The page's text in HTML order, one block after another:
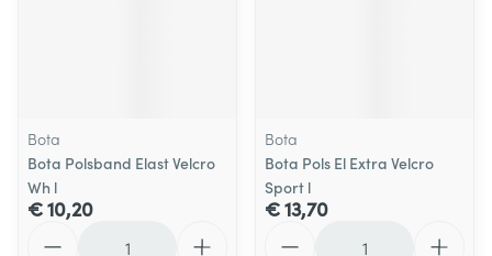
Bota
Bota Polsband Elast Velcro
Wh l
€ 10,20
Bota
Bota Pols El Extra Velcro
Sport l
€ 13,70